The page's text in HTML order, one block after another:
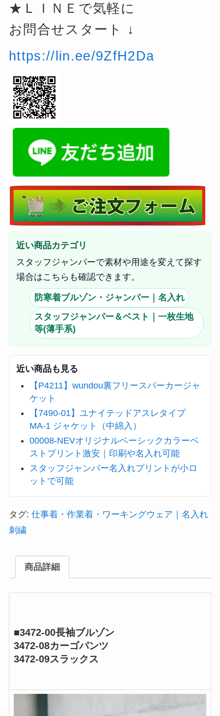
★ＬＩＮＥで気軽に
お問合せスタート ↓
https://lin.ee/9ZfH2Da
近い商品カテゴリ
スタッフジャンパーで素材や用途を変えて探す
場合はこちらも確認できます。
防寒着ブルゾン・ジャンパー｜名入れ
スタッフジャンパー＆ベスト｜一枚生地
等(薄手系)
近い商品も見る
【P4211】wundou裏フリースパーカージャ
ケット
【7490-01】ユナイテッドアスレタイプ
MA-1 ジャケット（中綿入）
00008-NEVオリジナルベーシックカラーベ
ストプリント激安｜印刷や名入れ可能
スタッフジャンパー名入れプリントが小ロ
ットで可能
タグ: 仕事着・作業着・ワーキングウェア｜名入れ
刺繍
商品詳細
■3472-00長袖ブルゾン
3472-08カーゴパンツ
3472-09スラックス